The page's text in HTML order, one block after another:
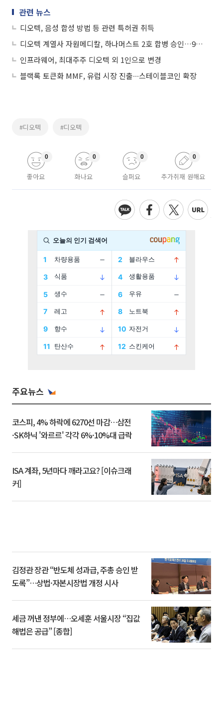
관련 뉴스
디오텍, 음성 합성 방법 등 관련 특허권 취득
디오텍 계열사 자원메디칼, 하나머스트 2호 합병 승인…9월 상장
인프라웨어, 최대주주 디오텍 외 1인으로 변경
블랙록 토큰화 MMF, 유럽 시장 진출∙∙∙스테이블코인 확장
#디오텍 #디오텍
좋아요
0
화나요
0
슬퍼요
0
추가취재 원해요
0
주요뉴스
코스피, 4% 하락에 6270선 마감…삼전
·SK하닉 '와르르' 각각 6%·10%대 급락
ISA 계좌, 5년마다 깨라고요? [이슈크래
커]
김정관 장관 “반도체 성과급, 주총 승인 받
도록”…상법·자본시장법 개정 시사
세금 꺼낸 정부에…오세훈 서울시장 “집값
해법은 공급” [종합]